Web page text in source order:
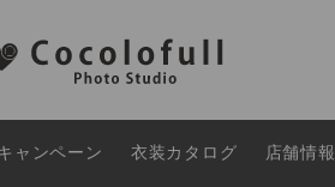
ャンペーン 衣装カタログ 店舗情報